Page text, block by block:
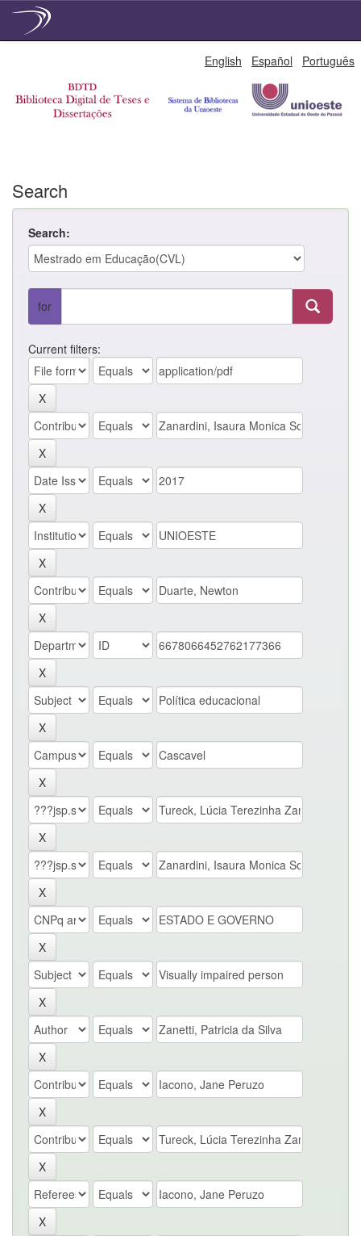
English Español Português
Search
Search:
for
Current filters: